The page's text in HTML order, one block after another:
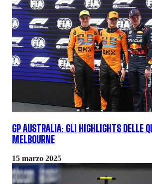
GP AUSTRALIA: GLI HIGHLIGHTS DELLE
MELBOURNE
15 marzo 2025